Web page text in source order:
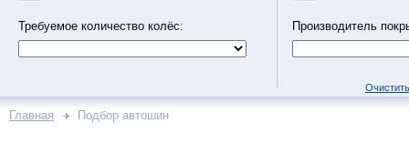
Требуемое количество колёс: Производитель
Главная Подбор автошин